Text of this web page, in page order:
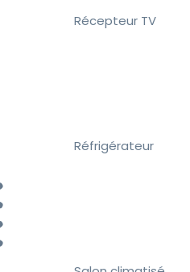
Récepteur TV
Réfrigérateur